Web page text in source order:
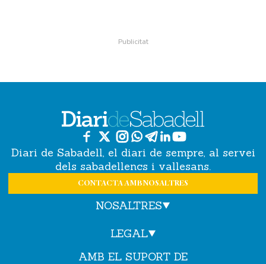
Diari de Sabadell, el diari de sempre, al servei
dels sabadellencs i vallesans.
CONTACTA AMB NOSALTRES
NOSALTRES
LEGAL
AMB EL SUPORT DE